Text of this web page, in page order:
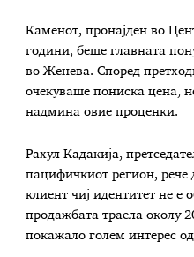
Каменот, пронајден во
години, беше главната
во Женева. Според
очекуваше пониска цена,
надмина овие проценки.
Рахул Кадакија,
пацифичкиот регион, рече
клиент чиј идентитет не е
продажбата траела околу
покажало голем интерес